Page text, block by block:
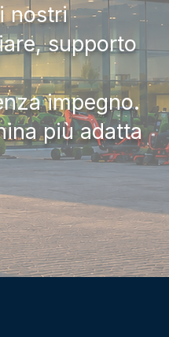
nostri
supporto
impegno.
più adatta